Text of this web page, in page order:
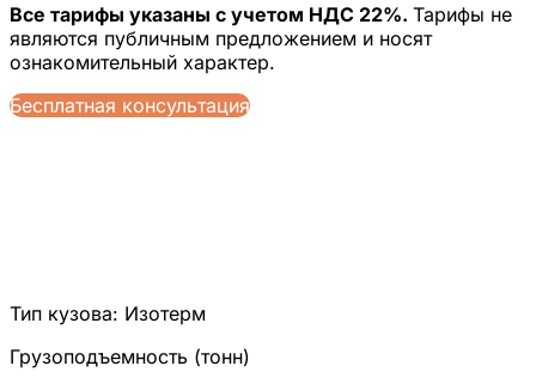
Все тарифы указаны с учетом НДС 22%. Тарифы не
являются публичным предложением и носят
ознакомительный характер.
Бесплатная консультация
Тип кузова: Изотерм
Грузоподъемность (тонн)